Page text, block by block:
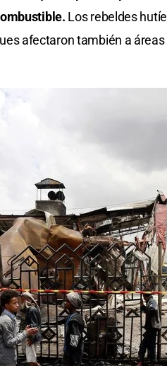
Los rebeldes
afectaron también a